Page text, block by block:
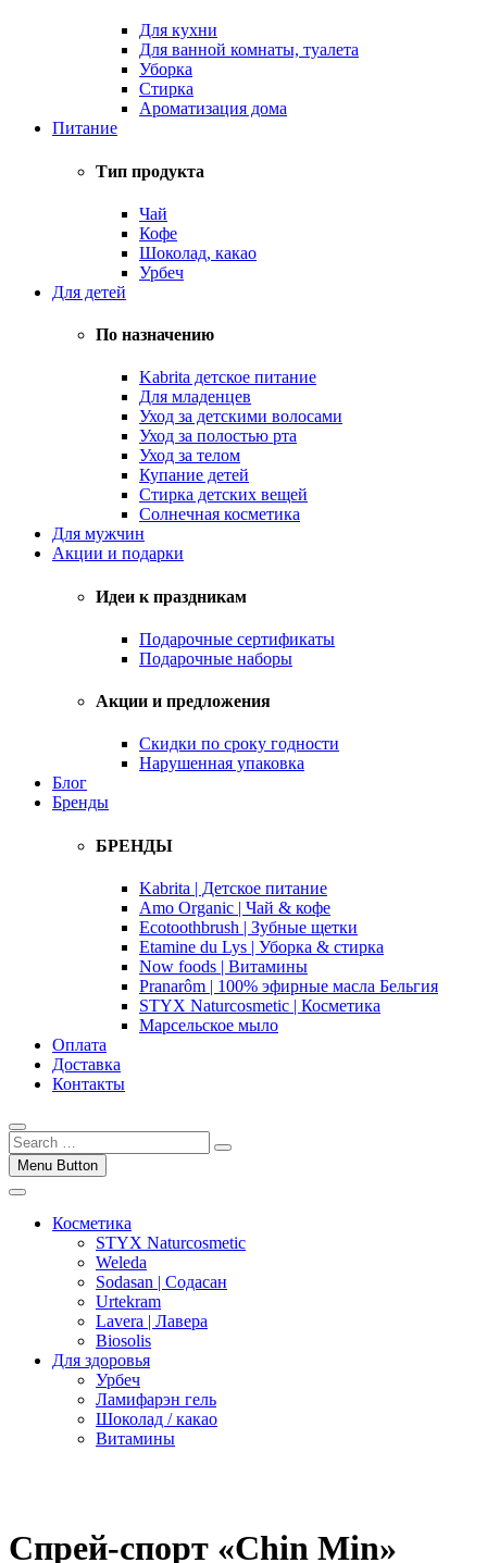
Для кухни
Для ванной комнаты, туалета
Уборка
Стирка
Ароматизация дома
Питание
Тип продукта
Чай
Кофе
Шоколад, какао
Урбеч
Для детей
По назначению
Kabrita детское питание
Для младенцев
Уход за детскими волосами
Уход за полостью рта
Уход за телом
Купание детей
Стирка детских вещей
Солнечная косметика
Для мужчин
Акции и подарки
Идеи к праздникам
Подарочные сертификаты
Подарочные наборы
Акции и предложения
Скидки по сроку годности
Нарушенная упаковка
Блог
Бренды
БРЕНДЫ
Kabrita | Детское питание
Amo Organic | Чай & кофе
Ecotoothbrush | Зубные щетки
Etamine du Lys | Уборка & стирка
Now foods | Витамины
Pranarôm | 100% эфирные масла Бельгия
STYX Naturcosmetic | Косметика
Марсельское мыло
Оплата
Доставка
Контакты
Menu Button
Косметика
STYX Naturcosmetic
Weleda
Sodasan | Содасан
Urtekram
Lavera | Лавера
Biosolis
Для здоровья
Урбеч
Ламифарэн гель
Шоколад / какао
Витамины
Спрей-спорт «Сhin Min»